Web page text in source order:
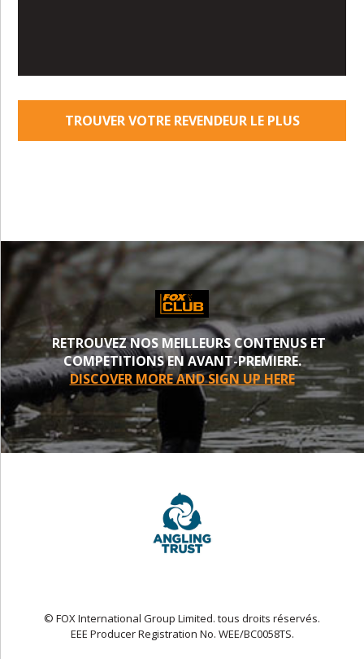
TROUVER VOTRE REVENDEUR LE PLUS
RETROUVEZ NOS MEILLEURS CONTENUS ET
COMPETITIONS EN AVANT-PREMIERE.
DISCOVER MORE AND SIGN UP HERE
© FOX International Group Limited. tous droits réservés.
EEE Producer Registration No. WEE/BC0058TS.